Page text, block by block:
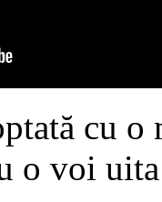
cu
o voi uita